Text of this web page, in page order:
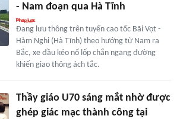
- Nam đoạn qua Hà Tĩnh
Đang lưu thông trên tuyến cao tốc Bãi Vọt -
Hàm Nghi (Hà Tĩnh) theo hướng từ Nam ra
Bắc, xe đầu kéo nổ lốp chắn ngang đường
khiến giao thông ách tắc.
Thầy giáo U70 sáng mắt nhờ được
ghép giác mạc thành công tại